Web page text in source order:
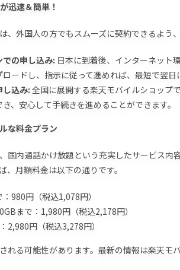
迅速＆簡単！
、外国人の方でもスムーズに契約できるよう
の申し込み: 日本に到着後、インターネット
ードし、指示に従って進めれば、最短で翌日
し込み:全国に展開する楽天モバイルショップ
、安心して手続きを進めることができます。
な料金プラン
国内通話かけ放題という充実したサービス
、月額料金は以下の通りです。
980円（税込1,078円）
まで：1,980円（税込2,178円）
2,980円（税込3,278円）
れる可能性があります。最新の情報は楽天モ